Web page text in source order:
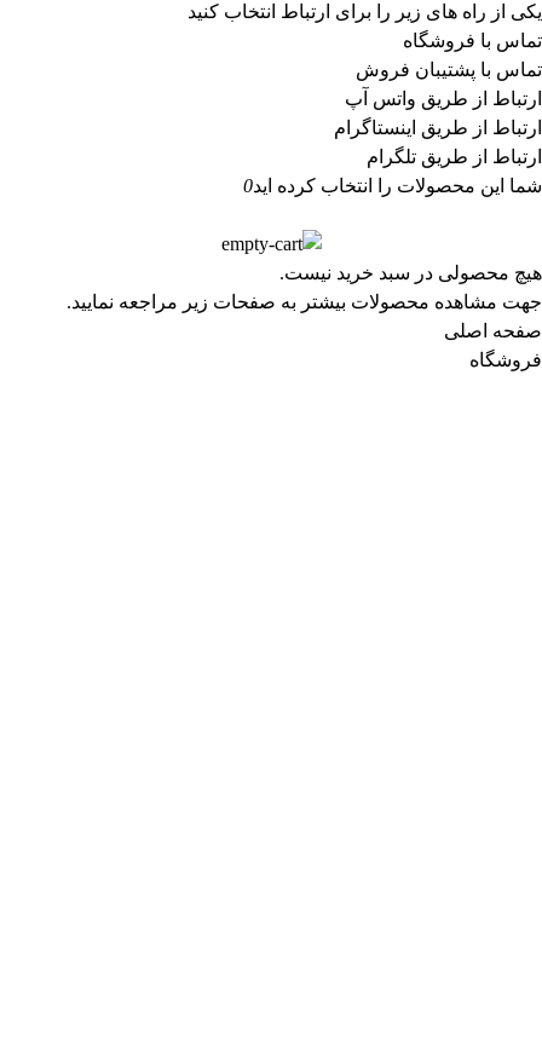
یکی از راه های زیر را برای ارتباط انتخاب کنید
تماس با فروشگاه
تماس با پشتیبان فروش
ارتباط از طریق واتس آپ
ارتباط از طریق اینستاگرام
ارتباط از طریق تلگرام
شما این محصولات را انتخاب کرده اید0
هیچ محصولی در سبد خرید نیست.
جهت مشاهده محصولات بیشتر به صفحات زیر مراجعه نمایید.
صفحه اصلی
فروشگاه